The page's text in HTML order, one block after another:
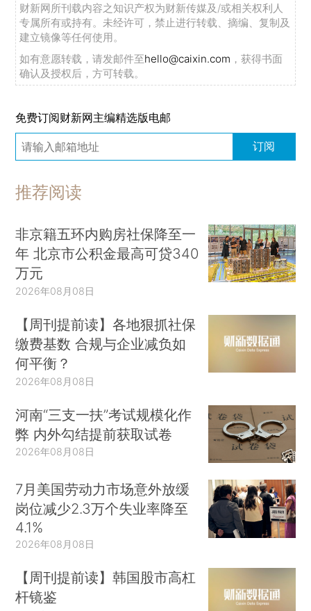
本文算是对阿西莫格鲁与罗宾逊著作的一篇另
类评论。与他们并行，我也在研究自由对经济和政
治演化发展的作用。我相信通过深入考查自由的概
念，可以对新古典发展经济学的局限乃至更一般的
我将对“自由”概念做如下三类区分：亚当·斯密
的自由概念，新古典经济学的自由观，以及所谓
的“古典自由主义”观。
（McCloskey）喜欢把这种传统经济学分析方法称
罗·萨缪尔森来命名。显然，这种推测没有反映古典
经济学与新古典经济学之间的其他许多区别，例如
边际革命，考虑个人的效用最大化（见
McCloskey，无发表日期；Smith and Wilson，
2019，第49—50页）；初始的企业理论把企业当作
黑箱来处理，以机械方式把投入变成产出；还有，
古典经济学家是一般均衡理论的先驱。）新古典主
义和古典自由主义都假定存在我认为的构成自由之
在更广泛的新古典经济学框架下也指出了这
点：“经济学家很少思考他采用的模型的假设前
提，而直接从个人的评估、选择和行动开始分
析”（Buchanan，第45页），另见
Coase（1991/2016，第66页）以及North（1993，第
81页）。）
其中包括：稳定的财产权利、有力的合
同执行机制、防止政府掠夺，以及让社会免受国内
程的一大飞跃，大多数发展中国家并不能保证实
现。
财新网所刊载内容之知识产权为财新传媒及/或相关权利人
专属所有或持有。未经许可，禁止进行转载、摘编、复制及
建立镜像等任何使用。
如有意愿转载，请发邮件至hello@caixin.com ，获得书面
确认及授权后，方可转载。
免费订阅财新网主编精选版电邮
订阅
推荐阅读
非京籍五环内购房社保降至一
年 北京市公积金最高可贷340
万元
2026年08月08日
【周刊提前读】各地狠抓社保
缴费基数 合规与企业减负如
何平衡？
2026年08月08日
河南“三支一扶”考试规模化作
弊 内外勾结提前获取试卷
2026年08月08日
7月美国劳动力市场意外放缓
岗位减少2.3万个失业率降至
4.1%
2026年08月08日
【周刊提前读】韩国股市高杠
杆镜鉴